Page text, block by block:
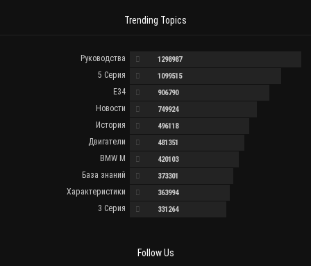
Trending Topics
Руководства 1298987
5 Серия 1099515
E34 906790
Новости 749924
История 496118
Двигатели 481351
BMW M 420103
База знаний 373301
Характеристики 363994
3 Серия 331264
Follow Us